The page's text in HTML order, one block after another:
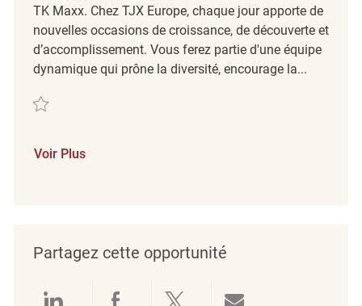
TK Maxx. Chez TJX Europe, chaque jour apporte de
nouvelles occasions de croissance, de découverte et
d’accomplissement. Vous ferez partie d'une équipe
dynamique qui prône la diversité, encourage la...
Sauvegarder Stellvertretender Filialleiter (m/w/d) REQ136891
Voir Plus
Partagez cette opportunité